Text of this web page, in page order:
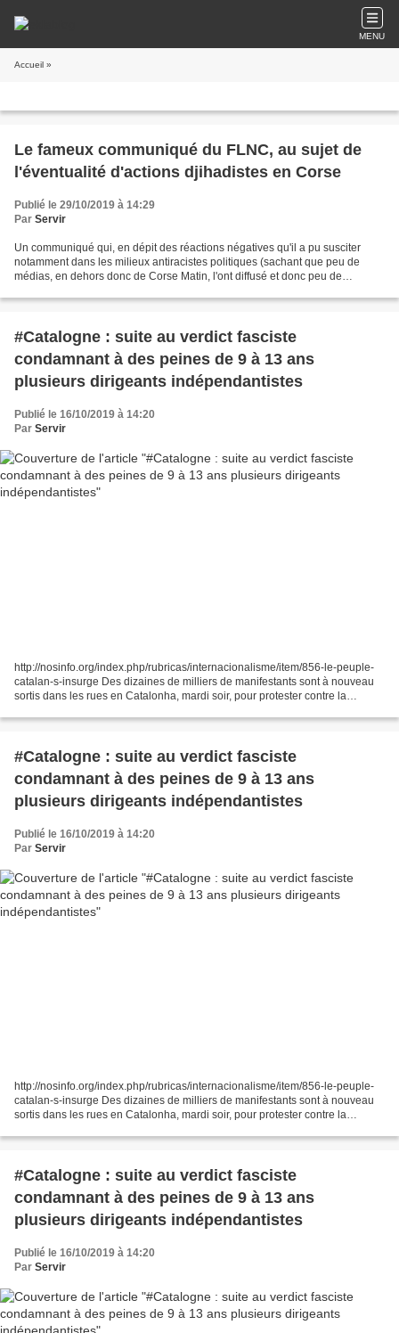
MENU
Accueil »
Le fameux communiqué du FLNC, au sujet de
l'éventualité d'actions djihadistes en Corse
Publié le 29/10/2019 à 14:29
Par Servir
Un communiqué qui, en dépit des réactions négatives qu'il a pu susciter
notamment dans les milieux antiracistes politiques (sachant que peu de
médias, en dehors donc de Corse Matin, l'ont diffusé et donc peu de
#Catalogne : suite au verdict fasciste
condamnant à des peines de 9 à 13 ans
plusieurs dirigeants indépendantistes
Publié le 16/10/2019 à 14:20
Par Servir
http://nosinfo.org/index.php/rubricas/internacionalisme/item/856-le-peuple-
catalan-s-insurge Des dizaines de milliers de manifestants sont à nouveau
sortis dans les rues en Catalonha, mardi soir, pour protester contre la
#Catalogne : suite au verdict fasciste
condamnant à des peines de 9 à 13 ans
plusieurs dirigeants indépendantistes
Publié le 16/10/2019 à 14:20
Par Servir
http://nosinfo.org/index.php/rubricas/internacionalisme/item/856-le-peuple-
catalan-s-insurge Des dizaines de milliers de manifestants sont à nouveau
sortis dans les rues en Catalonha, mardi soir, pour protester contre la
#Catalogne : suite au verdict fasciste
condamnant à des peines de 9 à 13 ans
plusieurs dirigeants indépendantistes
Publié le 16/10/2019 à 14:20
Par Servir